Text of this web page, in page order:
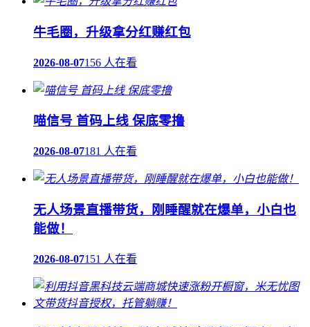
牛毛圈，升级拿分红赚红包
2026-08-07156 人在看
喵信号 首码上线 保底零撸
2026-08-07181 人在看
无人场景直播带货，刚睡醒就在爆单，小白也
能做！
2026-08-07151 人在看